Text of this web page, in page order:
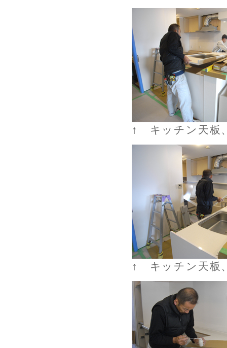
↑ キッチン天板
↑ キッチン天板